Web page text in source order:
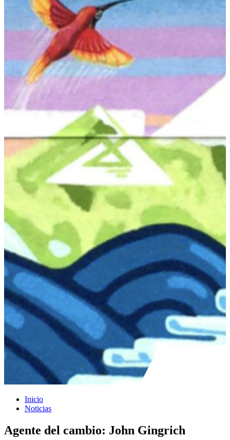
Inicio
Noticias
Agente del cambio: John Gingrich